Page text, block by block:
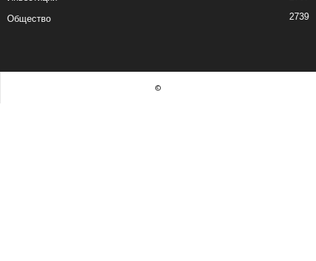
Общество 2739
©